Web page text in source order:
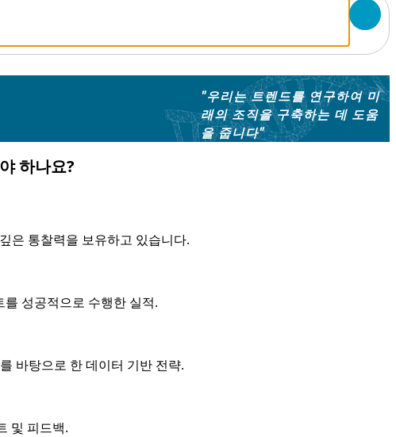
"우리는 트렌드를 연구하여 미
래의 조직을 구축하는 데 도움
을 줍니다"
하나요?
은 통찰력을 보유하고 있습니다.
성공적으로 수행한 실적.
바탕으로 한 데이터 기반 전략.
및 피드백.